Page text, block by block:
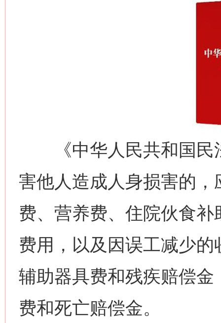
《中华人民共和国民
害他人造成人身损害的
费、营养费、住院伙食
费用，以及因误工减少
辅助器具费和残疾赔偿
费和死亡赔偿金。